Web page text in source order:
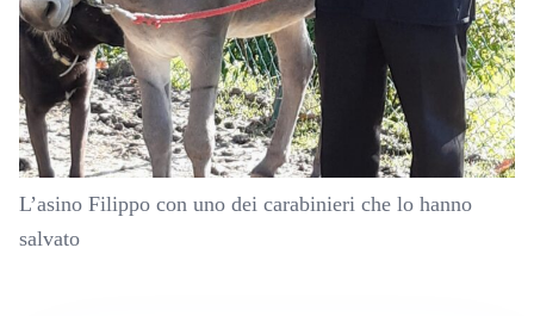
L’asino Filippo con uno dei carabinieri che lo hanno
salvato